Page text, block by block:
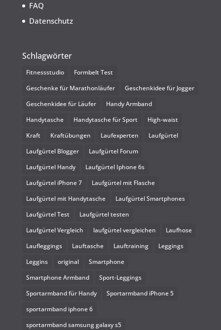
FAQ
Datenschutz
Schlagwörter
Fitnessstudio
Formbelt Test
Geschenke für Marathonläufer
Geschenkidee für Jogger
Geschenkidee für Läufer
Handy Armband
Handytasche
Handytasche für Sport
High-waist
Kraft
Kraftübungen Laufexperten
Laufgürtel
Laufgürtel Blogger
Laufgürtel Forum
Laufgürtel Handy
Laufgürtel Iphone 6s
Laufgürtel iPhone 7
Laufgürtel mit Flasche
Laufgürtel mit Handytasche
Laufgürtel Smartphones
Laufgürtel Test
Laufgürtel testen
Laufgürtel Vergleich
laufgürtel vergleichen
Laufhose
Laufleggings
Lauftasche Lauftraining
Leggings
Leggins
original
Smartphone
Smartphone Armband
Sport-Leggings
Sportarmband für Handy
Sportarmband iPhone 5
sportarmband iphone 6
sportarmband samsung galaxy s5